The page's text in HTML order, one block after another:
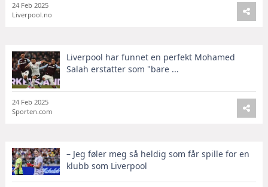
24 Feb 2025
Liverpool.no
Liverpool har funnet en perfekt Mohamed
Salah erstatter som "bare ...
24 Feb 2025
Sporten.com
– Jeg føler meg så heldig som får spille for en
klubb som Liverpool